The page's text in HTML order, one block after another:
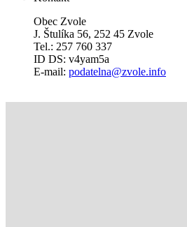
Obec Zvole
J. Štulíka 56, 252 45 Zvole
Tel.: 257 760 337
ID DS: v4yam5a
E-mail: podatelna@zvole.info